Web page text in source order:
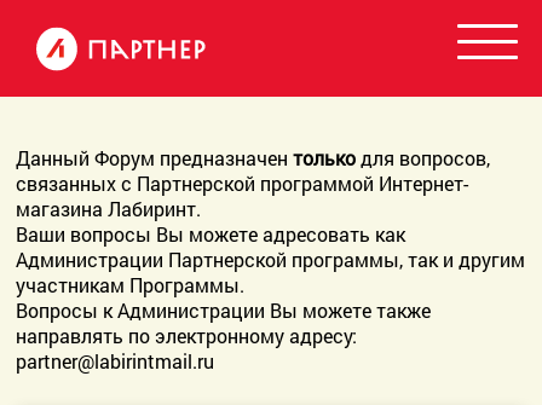
Данный Форум предназначентолькодля вопросов,
связанных с Партнерской программой Интернет-
магазина Лабиринт.
Ваши вопросы Вы можете адресовать как
Администрации Партнерской программы, так и другим
участникам Программы.
Вопросы к Администрации Вы можете также
направлять по электронному адресу:
partner@labirintmail.ru